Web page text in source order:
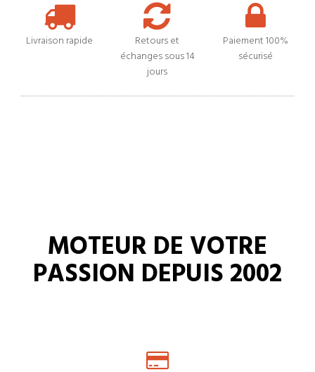
Livraison rapide
Retours et
échanges sous 14
jours
Paiement 100%
sécurisé
MOTEUR DE VOTRE
PASSION DEPUIS 2002